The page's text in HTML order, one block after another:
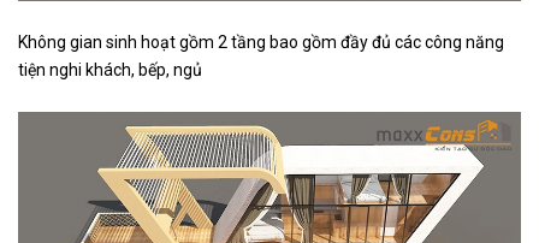
Không gian sinh hoạt gồm 2 tầng bao gồm đầy đủ các công năng
tiện nghi khách, bếp, ngủ